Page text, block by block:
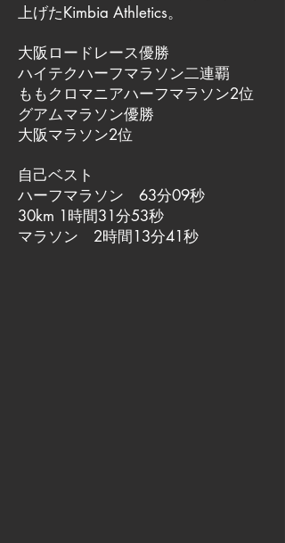
上げたKimbia Athletics。
大阪ロードレース優勝
ハイテクハーフマラソン二連覇
ももクロマニアハーフマラソン2位
グアムマラソン優勝
大阪マラソン2位
自己ベスト
ハーフマラソン 63分09秒
30km 1時間31分53秒
マラソン 2時間13分41秒